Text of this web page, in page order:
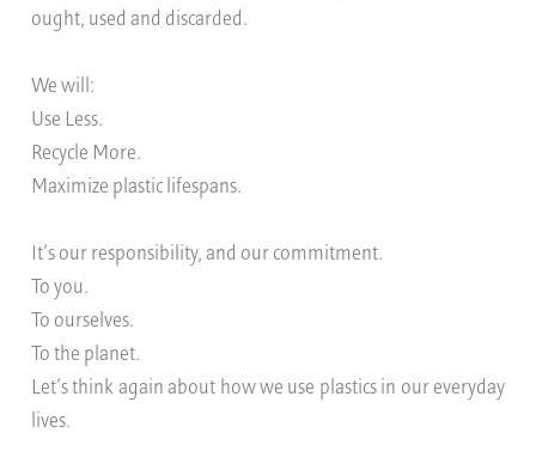
ought, used and discarded.
We will:
Use Less.
Recycle More.
Maximize plastic lifespans.
It’s our responsibility, and our commitment.
To you.
To ourselves.
To the planet.
Let’s think again about how we use plastics in our everyday
lives.